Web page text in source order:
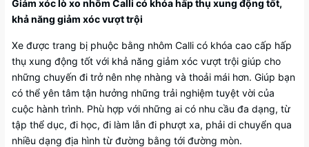
Giảm xóc lò xo nhôm Calli có khóa hấp thụ xung động tốt,
khả năng giảm xóc vượt trội
Xe được trang bị phuộc bằng nhôm Calli có khóa cao cấp hấp
thụ xung động tốt với khả năng giảm xóc vượt trội giúp cho
những chuyến đi trở nên nhẹ nhàng và thoải mái hơn. Giúp bạn
có thể yên tâm tận hưởng những trải nghiệm tuyệt vời của
cuộc hành trình. Phù hợp với những ai có nhu cầu đa dạng, từ
tập thể dục, đi học, đi làm lẫn đi phượt xa, phải di chuyển qua
nhiều dạng địa hình từ đường bằng tới đường mòn.